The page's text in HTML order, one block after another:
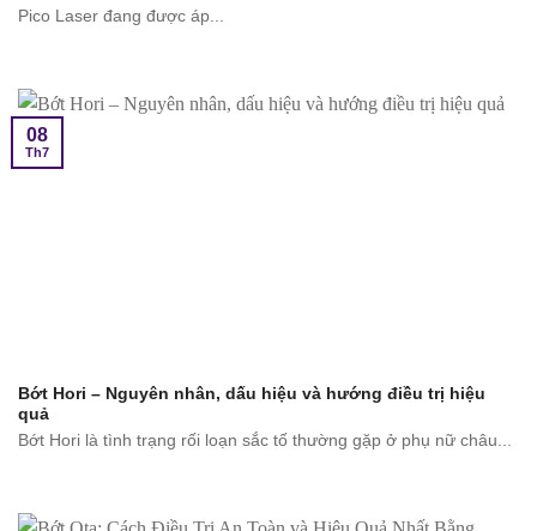
Pico Laser đang được áp...
Bớt Hori – Nguyên nhân, dấu hiệu và hướng điều trị hiệu
quả
Bớt Hori là tình trạng rối loạn sắc tố thường gặp ở phụ nữ châu...
08
Th7